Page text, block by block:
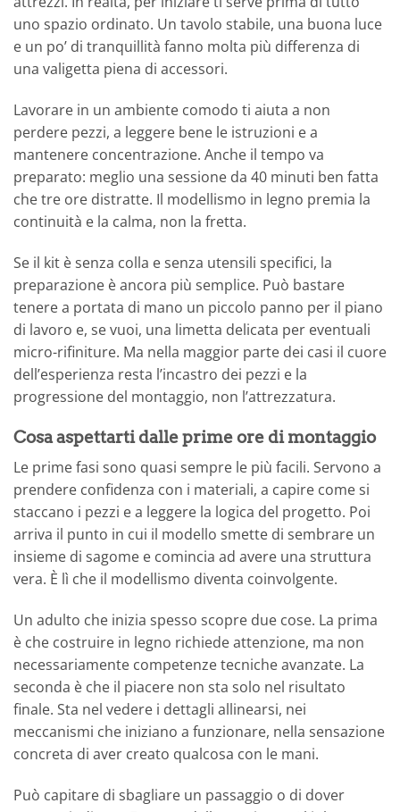
uno spazio ordinato. Un tavolo stabile, una buona luce
e un po’ di tranquillità fanno molta più differenza di
una valigetta piena di accessori.
Lavorare in un ambiente comodo ti aiuta a non
perdere pezzi, a leggere bene le istruzioni e a
mantenere concentrazione. Anche il tempo va
preparato: meglio una sessione da 40 minuti ben fatta
che tre ore distratte. Il modellismo in legno premia la
continuità e la calma, non la fretta.
Se il kit è senza colla e senza utensili specifici, la
preparazione è ancora più semplice. Può bastare
tenere a portata di mano un piccolo panno per il piano
di lavoro e, se vuoi, una limetta delicata per eventuali
micro-rifiniture. Ma nella maggior parte dei casi il cuore
dell’esperienza resta l’incastro dei pezzi e la
progressione del montaggio, non l’attrezzatura.
Cosa aspettarti dalle prime ore di montaggio
Le prime fasi sono quasi sempre le più facili. Servono a
prendere confidenza con i materiali, a capire come si
staccano i pezzi e a leggere la logica del progetto. Poi
arriva il punto in cui il modello smette di sembrare un
insieme di sagome e comincia ad avere una struttura
vera. È lì che il modellismo diventa coinvolgente.
Un adulto che inizia spesso scopre due cose. La prima
è che costruire in legno richiede attenzione, ma non
necessariamente competenze tecniche avanzate. La
seconda è che il piacere non sta solo nel risultato
finale. Sta nel vedere i dettagli allinearsi, nei
meccanismi che iniziano a funzionare, nella sensazione
concreta di aver creato qualcosa con le mani.
Può capitare di sbagliare un passaggio o di dover